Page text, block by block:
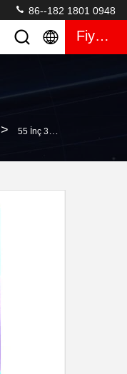
86--182 1801 0948
Fiyat Teklifi
> 55 İnç 3M RS232 IR Mega Link Skilled Oyun Makineleri Dokunmatik Ekran Monitör